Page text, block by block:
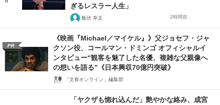
ぎるレスラー人生」
飯伏 幸太 2時間前
PR
《映画『Michael／マイケル』》父ジョセフ・ジャ
クソン役、コールマン・ドミンゴ オフィシャルイ
ンタビュー“観客を魅了した名優、複雑な父親像へ
の想いを語る”《日本興収70億円突破》
「文春オンライン」編集部
「ヤクザも惚れ込んだ」艶やかな絡み、成宮